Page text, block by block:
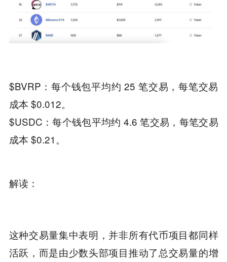
$BVRP：每个钱包平均约 25 笔交易，每笔交易
成本 $0.012。
$USDC：每个钱包平均约 4.6 笔交易，每笔交易
成本 $0.21。
解读：
这种交易量集中表明，并非所有代币项目都同样
活跃，而是由少数头部项目推动了总交易量的增